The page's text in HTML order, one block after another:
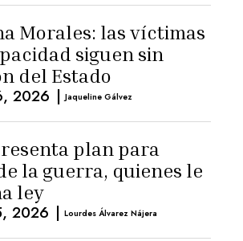
Morales: las víctimas
siguen sin
del Estado
2026 | Jaqueline Gálvez
plan para
la guerra, quienes le
ley
2026 | Lourdes Álvarez Nájera